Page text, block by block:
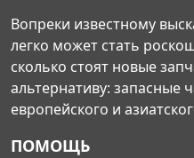
Вопреки известному
легко может стать
сколько стоят новые
альтернативу: запасные
европейского и
ПОМОЩЬ